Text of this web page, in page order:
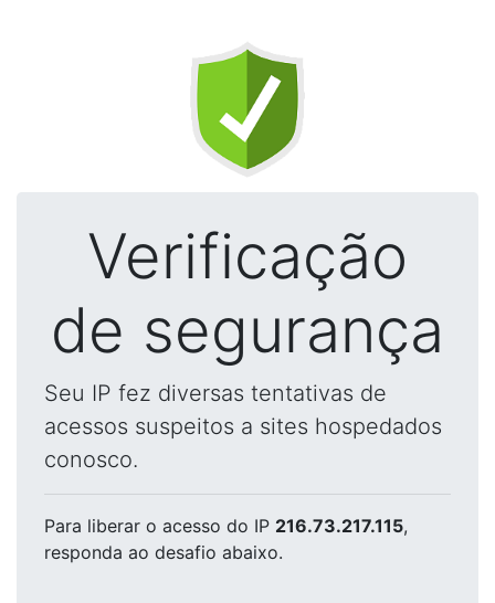
Verificação
de segurança
Seu IP fez diversas tentativas de
acessos suspeitos a sites hospedados
conosco.
Para liberar o acesso do IP 216.73.217.115,
responda ao desafio abaixo.